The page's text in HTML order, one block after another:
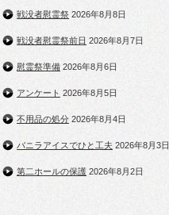
戦没者慰霊祭 2026年8月8日
戦没者慰霊祭前日 2026年8月7日
慰霊祭準備 2026年8月6日
アンケート 2026年8月5日
不用品の処分 2026年8月4日
バニラアイスでひと工夫 2026年8月3日
第二ホールの保護 2026年8月2日